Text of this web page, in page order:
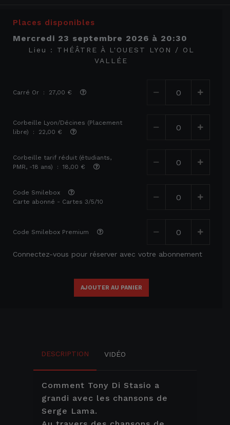
Places disponibles
mercredi 23 septembre 2026 à 20:30
Lieu : THÉÂTRE À L'OUEST LYON / OL
VALLÉE
Carré Or : 27,00 €
Corbeille Lyon/Décines (Placement
libre) : 22,00 €
Corbeille tarif réduit (étudiants,
PMR, -18 ans) : 18,00 €
Code Smilebox
Carte abonné - Cartes 3/5/10
Code Smilebox Premium
Connectez-vous pour réserver avec votre abonnement
AJOUTER AU PANIER
DESCRIPTION VIDÉO
Comment Tony Di Stasio a
grandi avec les chansons de
Serge Lama.